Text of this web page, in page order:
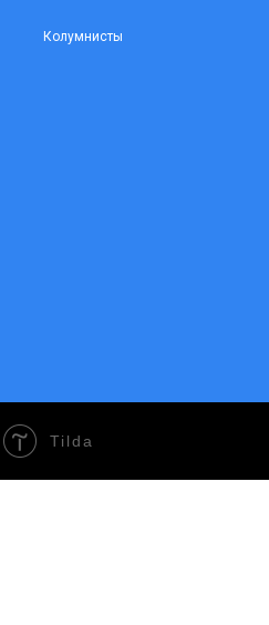
Колумнисты
Tilda